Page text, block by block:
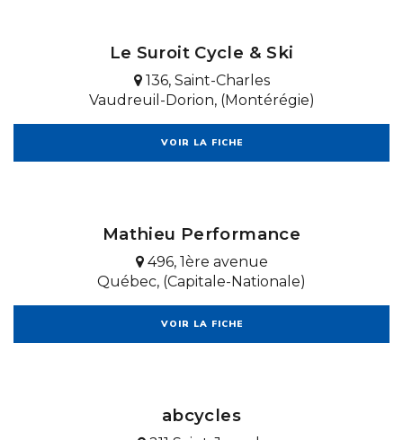
Le Suroit Cycle & Ski
136, Saint-Charles
Vaudreuil-Dorion, (Montérégie)
VOIR LA FICHE
Mathieu Performance
496, 1ère avenue
Québec, (Capitale-Nationale)
VOIR LA FICHE
abcycles